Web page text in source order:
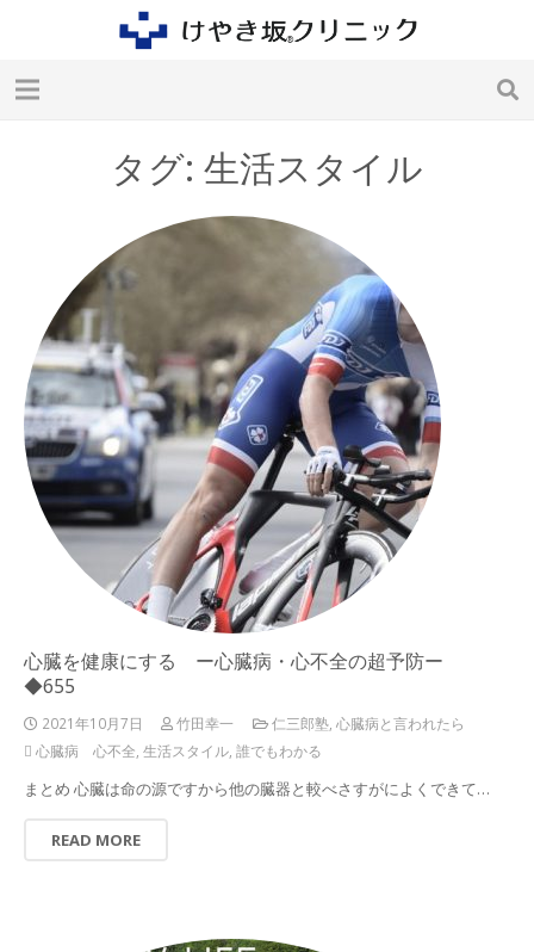
タグ: 生活スタイル
心臓を健康にする ー心臓病・心不全の超予防ー
◆655
2021年10月7日 竹田幸一 仁三郎塾, 心臓病と言われたら
心臓病 心不全 生活スタイル, 誰でもわかる
まとめ 心臓は命の源ですから他の臓器と較べさすがによくできて…
READ MORE